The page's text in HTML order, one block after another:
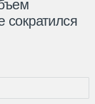
сократился